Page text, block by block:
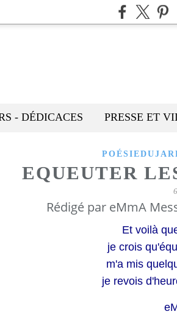
- DÉDICACES PRESSE ET
EQUEUTER
Rédigé par eMmA
Et voilà
je crois
m'a mis
je revois